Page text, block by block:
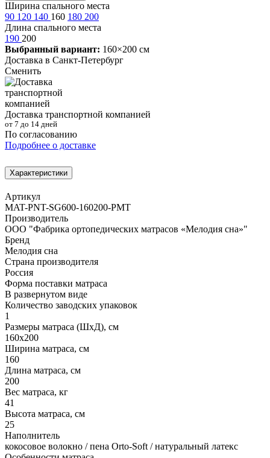
Ширина спального места
90 120 140 160 180 200
Длина спального места
190 200
Выбранный вариант: 160×200 см
Доставка в Санкт-Петербург
Сменить
Доставка транспортной компанией
от 7 до 14 дней
По согласованию
Подробнее о доставке
Характеристики
Артикул
MAT-PNT-SG600-160200-PMT
Производитель
ООО "Фабрика ортопедических матрасов «Мелодия сна»"
Бренд
Мелодия сна
Страна производителя
Россия
Форма поставки матраса
В развернутом виде
Количество заводских упаковок
1
Размеры матраса (ШхД), см
160х200
Ширина матраса, см
160
Длина матраса, см
200
Вес матраса, кг
41
Высота матраса, см
25
Наполнитель
кокосовое волокно / пена Orto-Soft / натуральный латекс